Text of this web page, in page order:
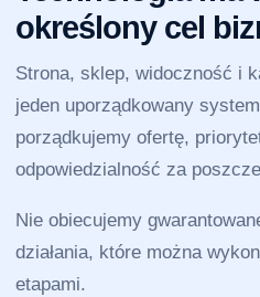
określony cel
Strona, sklep, widoczność i
jeden uporządkowany
porządkujemy ofertę,
odpowiedzialność za
Nie obiecujemy
działania, które można
etapami.